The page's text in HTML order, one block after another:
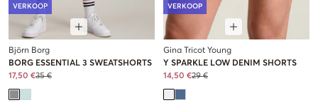
VERKOOP
Björn Borg
BORG ESSENTIAL 3 SWEATSHORTS
17,50 €35 €
VERKOOP
Gina Tricot Young
Y SPARKLE LOW DENIM SHORTS
14,50 €29 €